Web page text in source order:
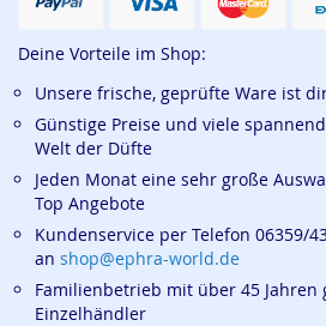
Deine Vorteile im Shop:
Unsere frische, geprüfte Ware ist
Günstige Preise und viele
Welt der Düfte
Jeden Monat eine sehr große
Top Angebote
Kundenservice per Telefon 06359/
an shop@ephra-world.de
Familienbetrieb mit über 45 Jahren
Einzelhändler